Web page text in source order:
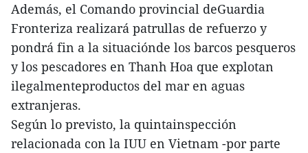
Además, el Comando provincial deGuardia
Fronteriza realizará patrullas de refuerzo y
pondrá fin a la situaciónde los barcos pesqueros
y los pescadores en Thanh Hoa que explotan
ilegalmenteproductos del mar en aguas
extranjeras.
Según lo previsto, la quintainspección
relacionada con la IUU en Vietnam -por parte